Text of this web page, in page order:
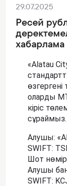
29.07.2025
Ресей
хабарлама
«Alatau
оларды
кіріс
сұраймыз.
Алушы:
SWIFT:
Шот
Алушы
SWIFT: